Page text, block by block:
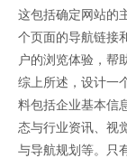
这包括确定网站的
个页面的导航链接
户的浏览体验，帮
综上所述，设计一
料包括企业基本信
态与行业资讯、视
与导航规划等。只